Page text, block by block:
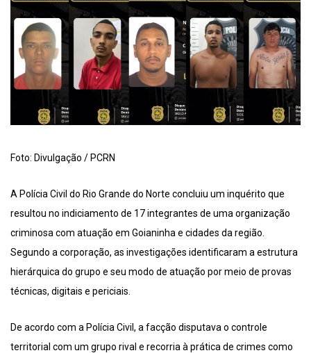
Foto: Divulgação / PCRN
A Polícia Civil do Rio Grande do Norte concluiu um inquérito que
resultou no indiciamento de 17 integrantes de uma organização
criminosa com atuação em Goianinha e cidades da região.
Segundo a corporação, as investigações identificaram a estrutura
hierárquica do grupo e seu modo de atuação por meio de provas
técnicas, digitais e periciais.
De acordo com a Polícia Civil, a facção disputava o controle
territorial com um grupo rival e recorria à prática de crimes como